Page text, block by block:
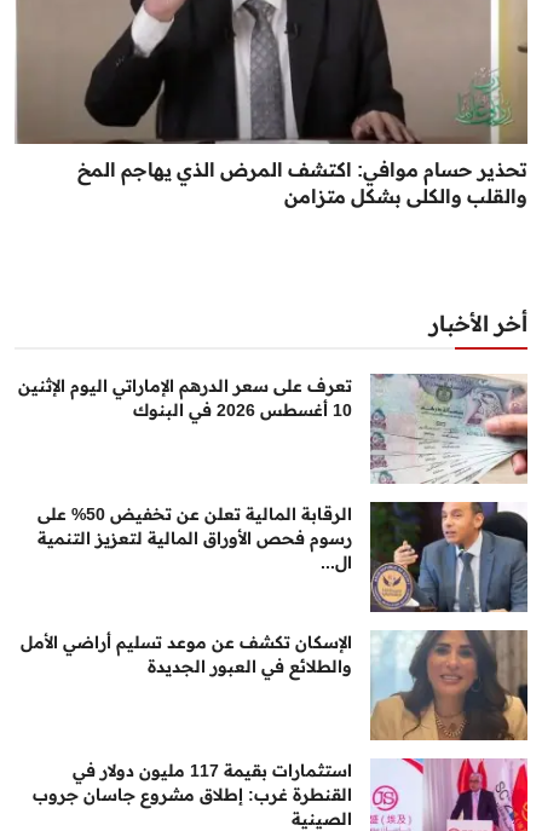
تحذير حسام موافي: اكتشف المرض الذي يهاجم المخ
والقلب والكلى بشكل متزامن
أخر الأخبار
تعرف على سعر الدرهم الإماراتي اليوم الإثنين
10 أغسطس 2026 في البنوك
الرقابة المالية تعلن عن تخفيض 50% على
رسوم فحص الأوراق المالية لتعزيز التنمية
ال...
الإسكان تكشف عن موعد تسليم أراضي الأمل
والطلائع في العبور الجديدة
استثمارات بقيمة 117 مليون دولار في
القنطرة غرب: إطلاق مشروع جاسان جروب
الصينية